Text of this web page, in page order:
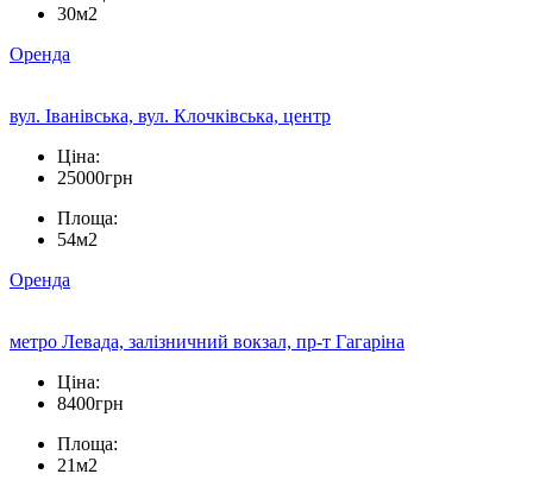
30м2
Оренда
вул. Іванівська, вул. Клочківська, центр
Ціна:
25000грн
Площа:
54м2
Оренда
метро Левада, залізничний вокзал, пр-т Гагаріна
Ціна:
8400грн
Площа:
21м2